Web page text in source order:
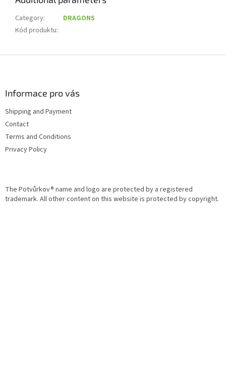
Category:
DRAGONS
Kód produktu:
Informace pro vás
Shipping and Payment
Contact
Terms and Conditions
Privacy Policy
The Potvůrkov® name and logo are protected by a registered
trademark. All other content on this website is protected by copyright.